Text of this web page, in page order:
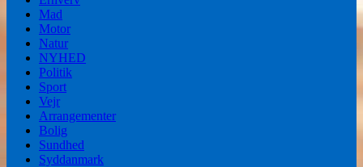
Mad
Motor
Natur
NYHED
Politik
Sport
Vejr
Arrangementer
Bolig
Sundhed
Syddanmark